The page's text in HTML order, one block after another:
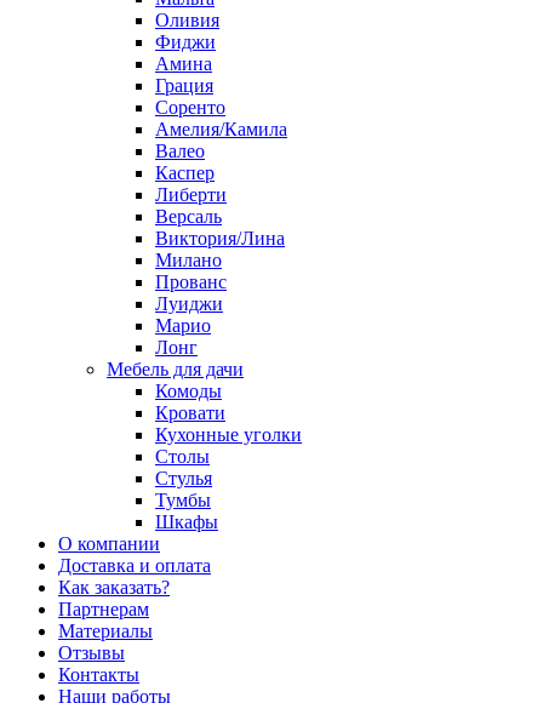
Оливия
Фиджи
Амина
Грация
Соренто
Амелия/Камила
Валео
Каспер
Либерти
Версаль
Виктория/Лина
Милано
Прованс
Луиджи
Марио
Лонг
Мебель для дачи
Комоды
Кровати
Кухонные уголки
Столы
Стулья
Тумбы
Шкафы
О компании
Доставка и оплата
Как заказать?
Партнерам
Материалы
Отзывы
Контакты
Наши работы